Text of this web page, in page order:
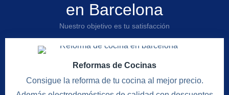
en Barcelona
Nuestro objetivo es tu satisfacción
Reformas de Cocinas
Consigue la reforma de tu cocina al mejor precio.